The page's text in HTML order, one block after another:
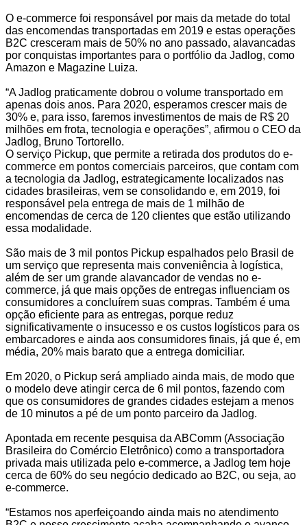
O e-commerce foi responsável por mais da metade do total
das encomendas transportadas em 2019 e estas operações
B2C cresceram mais de 50% no ano passado, alavancadas
por conquistas importantes para o portfólio da Jadlog, como
Amazon e Magazine Luiza.
“A Jadlog praticamente dobrou o volume transportado em
apenas dois anos. Para 2020, esperamos crescer mais de
30% e, para isso, faremos investimentos de mais de R$ 20
milhões em frota, tecnologia e operações”, afirmou o CEO da
Jadlog, Bruno Tortorello.
O serviço Pickup, que permite a retirada dos produtos do e-
commerce em pontos comerciais parceiros, que contam com
a tecnologia da Jadlog, estrategicamente localizados nas
cidades brasileiras, vem se consolidando e, em 2019, foi
responsável pela entrega de mais de 1 milhão de
encomendas de cerca de 120 clientes que estão utilizando
essa modalidade.
São mais de 3 mil pontos Pickup espalhados pelo Brasil de
um serviço que representa mais conveniência à logística,
além de ser um grande alavancador de vendas no e-
commerce, já que mais opções de entregas influenciam os
consumidores a concluírem suas compras. Também é uma
opção eficiente para as entregas, porque reduz
significativamente o insucesso e os custos logísticos para os
embarcadores e ainda aos consumidores finais, já que é, em
média, 20% mais barato que a entrega domiciliar.
Em 2020, o Pickup será ampliado ainda mais, de modo que
o modelo deve atingir cerca de 6 mil pontos, fazendo com
que os consumidores de grandes cidades estejam a menos
de 10 minutos a pé de um ponto parceiro da Jadlog.
Apontada em recente pesquisa da ABComm (Associação
Brasileira do Comércio Eletrônico) como a transportadora
privada mais utilizada pelo e-commerce, a Jadlog tem hoje
cerca de 60% do seu negócio dedicado ao B2C, ou seja, ao
e-commerce.
“Estamos nos aperfeiçoando ainda mais no atendimento